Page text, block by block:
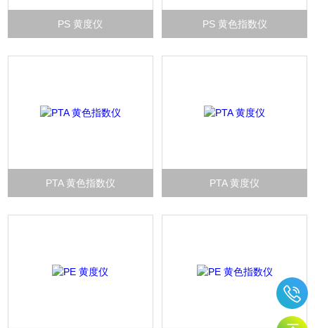
PS 黄度仪 PS 黄色指数仪
PTA 黄色指数仪 PTA 黄度仪